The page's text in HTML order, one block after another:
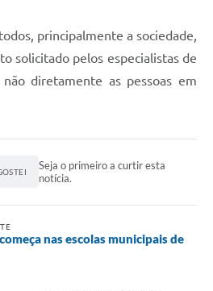
principalmente a sociedade,
solicitado pelos especialistas de
diretamente as pessoas em
Seja o primeiro a curtir esta
notícia.
nas escolas municipais de